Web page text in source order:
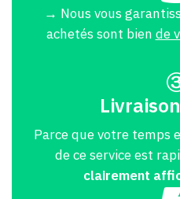
→ Nous vous
achetés sont bien de
Parce que votre temps
de ce service est
clairement